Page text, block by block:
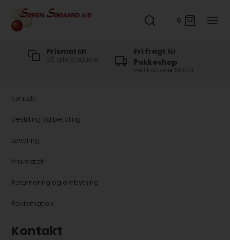
0
Prismatch
på alle produkter
Fri fragt til
Pakkeshop
ved køb over 500 kr
Kontakt
Bestilling og betaling
Levering
Prismatch
Returnering og ombytning
Reklamation
Kontakt